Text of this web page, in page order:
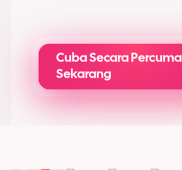
Cuba Secara Percuma
Sekarang